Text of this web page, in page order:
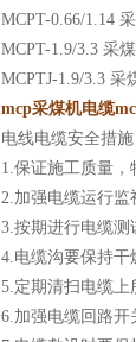
MCPT-0.66/1.14
MCPT-1.9/3.3 采
MCPTJ-1.9/3.3
mcp采煤机电缆
电线电缆安全措施
1.保证施工质量，
2.加强电缆运行监
3.按期进行电缆测
4.电缆沟要保持干
5.定期清扫电缆上
6.加强电缆回路开